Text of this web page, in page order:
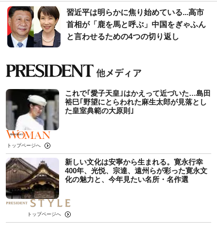
習近平は明らかに焦り始めている...高市
首相が「鹿を馬と呼ぶ」中国をぎゃふん
と言わせるための4つの切り返し
これで｢愛子天皇｣はかえって近づいた…島田
裕巳｢野望にとらわれた麻生太郎が見落とし
た皇室典範の大原則｣
トップページへ
新しい文化は安寧から生まれる。寛永行幸
400年、光悦、宗達、遠州らが彩った寛永文
化の魅力と、今年見たい名所・名作選
トップページへ